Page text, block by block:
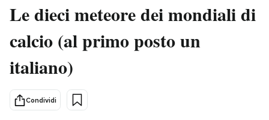
Italia
Politica
Tecnologia
Scienza
Moda
Consumismi
Le dieci meteore dei mondiali di
calcio (al primo posto un
italiano)
Condividi